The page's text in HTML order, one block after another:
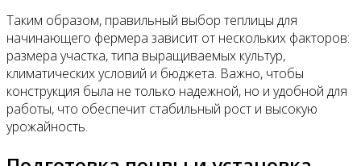
Таким образом, правильный выбор теплицы для
начинающего фермера зависит от нескольких факторов:
размера участка, типа выращиваемых культур,
климатических условий и бюджета. Важно, чтобы
конструкция была не только надежной, но и удобной для
работы, что обеспечит стабильный рост и высокую
урожайность.